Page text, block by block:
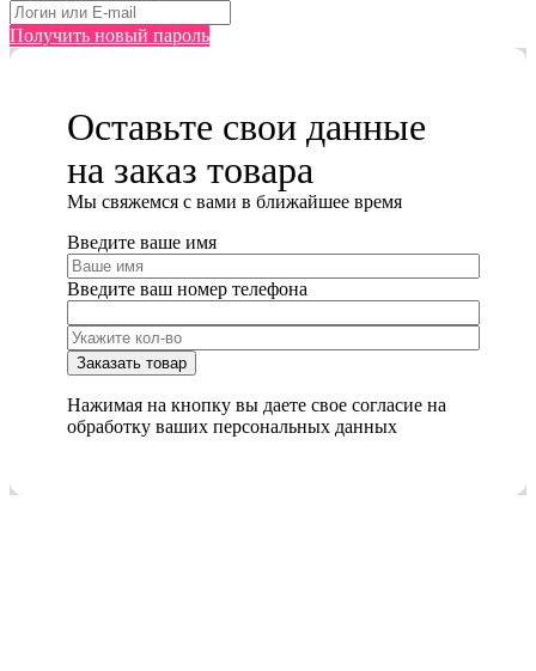
Получить новый пароль
Оставьте свои данные
на заказ товара
Мы cвяжемся с вами в ближайшее время
Введите ваше имя
Введите ваш номер телефона
Нажимая на кнопку вы даете свое согласие на
обработку ваших персональных данных